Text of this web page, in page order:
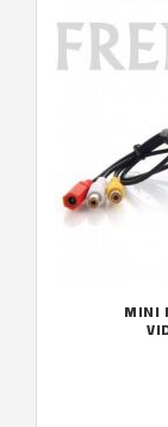
MINI